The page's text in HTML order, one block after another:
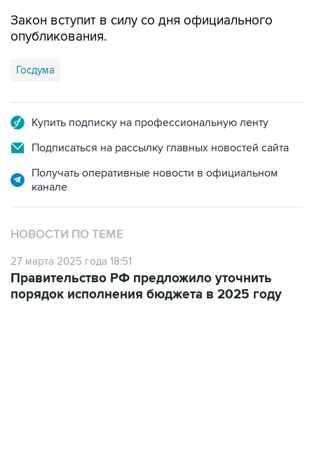
Закон вступит в силу со дня официального
опубликования.
Госдума
Купить подписку на профессиональную ленту
Подписаться на рассылку главных новостей сайта
Получать оперативные новости в официальном
канале
НОВОСТИ ПО ТЕМЕ
27 марта 2025 года 18:51
Правительство РФ предложило уточнить
порядок исполнения бюджета в 2025 году